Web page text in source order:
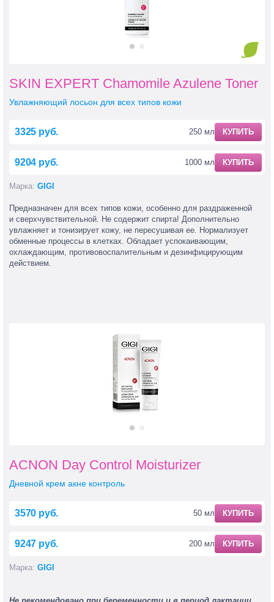
SKIN EXPERT Chamomile Azulene Toner
Увлажняющий лосьон для всех типов кожи
3325 руб. 250 мл КУПИТЬ
9204 руб. 1000 мл КУПИТЬ
Марка: GIGI
Предназначен для всех типов кожи, особенно для раздраженной
и сверхчувствительной. Не содержит спирта! Дополнительно
увлажняет и тонизирует кожу, не пересушивая ее. Нормализует
обменные процессы в клетках. Обладает успокаивающим,
охлаждающим, противовоспалительным и дезинфицирующим
действием.
ACNON Day Control Moisturizer
Дневной крем акне контроль
3570 руб. 50 мл КУПИТЬ
9247 руб. 200 мл КУПИТЬ
Марка: GIGI